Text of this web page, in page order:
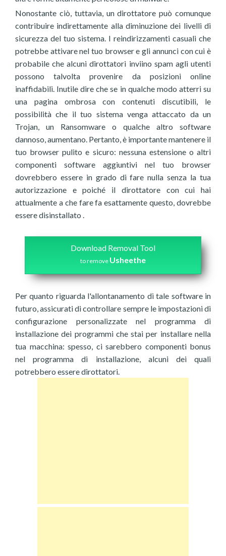
Nonostante ciò, tuttavia, un dirottatore può comunque
contribuire indirettamente alla diminuzione dei livelli di
sicurezza del tuo sistema. I reindirizzamenti casuali che
potrebbe attivare nel tuo browser e gli annunci con cui è
probabile che alcuni dirottatori inviino spam agli utenti
possono talvolta provenire da posizioni online
inaffidabili. Inutile dire che se in qualche modo atterri su
una pagina ombrosa con contenuti discutibili, le
possibilità che il tuo sistema venga attaccato da un
Trojan, un Ransomware o qualche altro software
dannoso, aumentano. Pertanto, è importante mantenere il
tuo browser pulito e sicuro: nessuna estensione o altri
componenti software aggiuntivi nel tuo browser
dovrebbero essere in grado di fare nulla senza la tua
autorizzazione e poiché il dirottatore con cui hai
attualmente a che fare fa esattamente questo, dovrebbe
essere disinstallato .
Download Removal Tool
to remove Usheethe
Per quanto riguarda l'allontanamento di tale software in
futuro, assicurati di controllare sempre le impostazioni di
configurazione personalizzate nel programma di
installazione dei programmi che stai per installare nella
tua macchina: spesso, ci sarebbero componenti bonus
nel programma di installazione, alcuni dei quali
potrebbero essere dirottatori.